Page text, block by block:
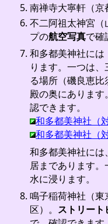
南禅寺大寧軒（京
不二阿祖太神宮
プの航空写真で確
和多都美神社に
ります。一つは
る場所（磯良恵
殿の奥にあります
認できます。
和多都美神社（
和多都美神社（
和多都美神社に
居まであります
水に浸ります。
鳴子稲荷神社（東
区）。 ストリート